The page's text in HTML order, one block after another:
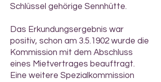
Schlüssel gehörige Sennhütte.
Das Erkundungsergebnis war
positiv, schon am 3.5.1902 wurde die
Kommission mit dem Abschluss
eines Mietvertrages beauftragt.
Eine weitere Spezialkommission